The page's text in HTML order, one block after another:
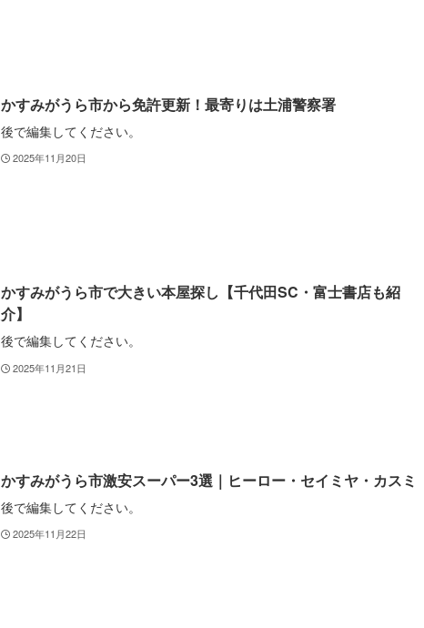
かすみがうら市から免許更新！最寄りは土浦警察署
後で編集してください。
2025年11月20日
かすみがうら市で大きい本屋探し【千代田SC・富士書店も紹
介】
後で編集してください。
2025年11月21日
かすみがうら市激安スーパー3選｜ヒーロー・セイミヤ・カスミ
後で編集してください。
2025年11月22日